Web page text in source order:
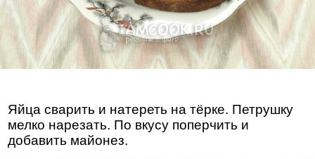
Яйца сварить и натереть на тёрке. Петрушку
мелко нарезать. По вкусу поперчить и
добавить майонез.